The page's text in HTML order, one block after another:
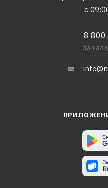
с
8 800